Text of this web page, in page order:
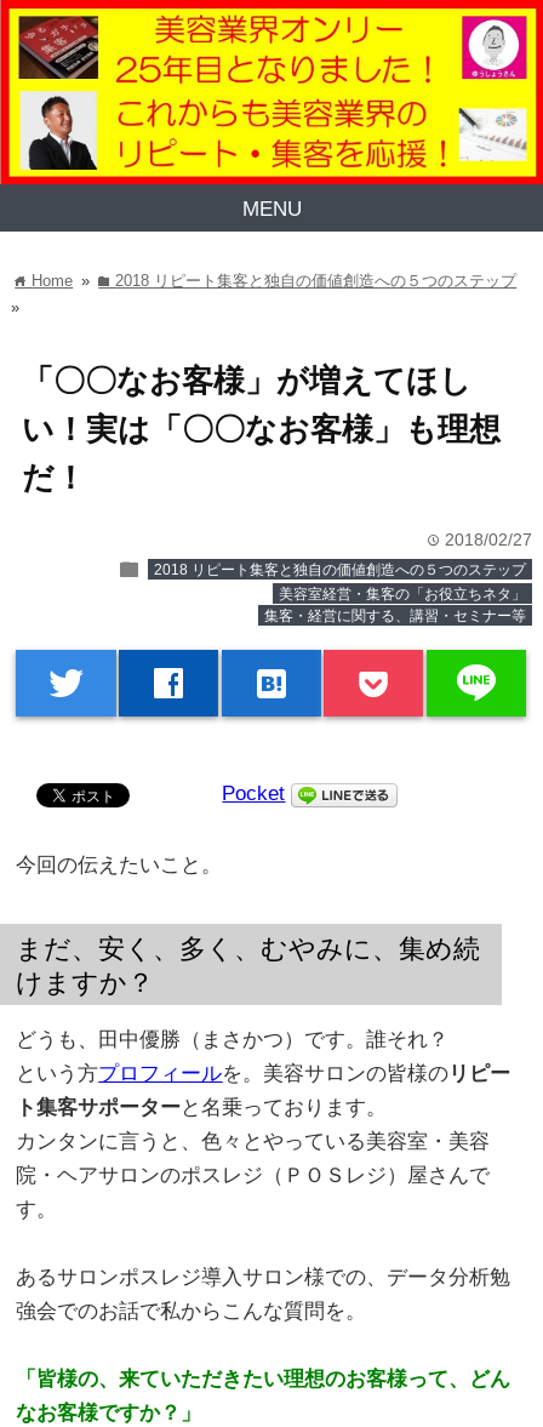
MENU
home Home » folder2018 リピート集客と独自の価値創造への５つのステップ
»
「〇〇なお客様」が増えてほし
い！実は「〇〇なお客様」も理想
だ！
time 2018/02/27
folder
2018 リピート集客と独自の価値創造への５つのステップ
美容室経営・集客の「お役立ちネタ」
集客・経営に関する、講習・セミナー等
twitter facebook hatenabookmark line
Pocket
今回の伝えたいこと。
まだ、安く、多く、むやみに、集め続
けますか？
どうも、田中優勝（まさかつ）です。誰それ？
という方プロフィールを。美容サロンの皆様の リピー
ト集客サポーターと名乗っております。
カンタンに言うと、色々とやっている美容室・美容
院・ヘアサロンのポスレジ（ＰＯＳレジ）屋さんで
す。
あるサロンポスレジ導入サロン様での、データ分析勉
強会でのお話で私からこんな質問を。
「皆様の、来ていただきたい理想のお客様って、どん
なお客様ですか？」